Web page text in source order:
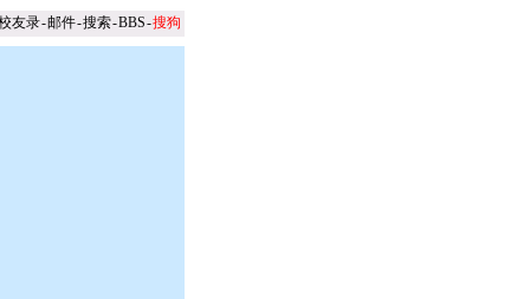
友录-邮件-搜索-BBS-搜狗